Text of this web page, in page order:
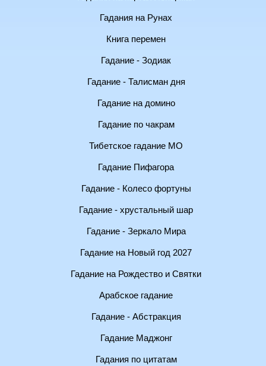
Гадания на Рунах
Книга перемен
Гадание - Зодиак
Гадание - Талисман дня
Гадание на домино
Гадание по чакрам
Тибетское гадание МО
Гадание Пифагора
Гадание - Колесо фортуны
Гадание - хрустальный шар
Гадание - Зеркало Мира
Гадание на Новый год 2027
Гадание на Рождество и Святки
Арабское гадание
Гадание - Абстракция
Гадание Маджонг
Гадания по цитатам